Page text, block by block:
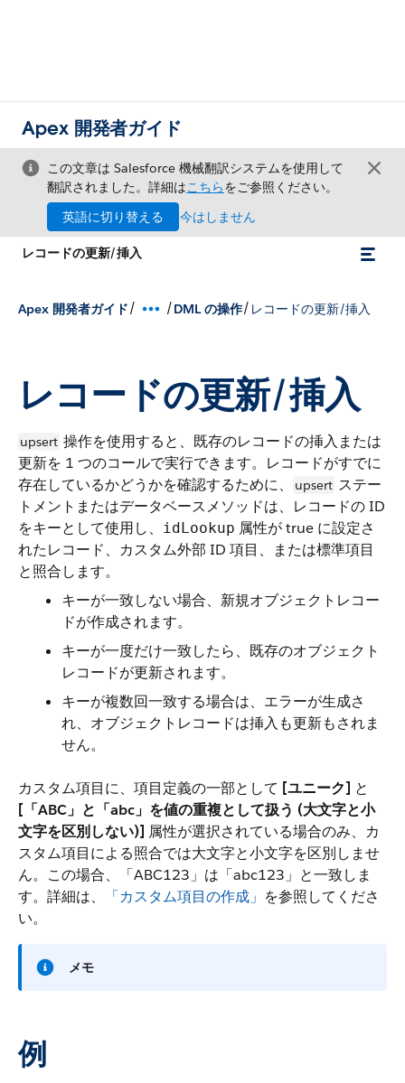
Apex 開発者ガイド
この文章は Salesforce 機械翻訳システムを使用して
翻訳されました。詳細はこちらをご参照ください。
英語に切り替える
今はしません
レコードの更新/挿入
Apex 開発者ガイド/ /DML の操作/ レコードの更新/挿入
レコードの更新/挿入
upsert 操作を使用すると、既存のレコードの挿入または
更新を 1 つのコールで実行できます。レコードがすでに
存在しているかどうかを確認するために、
upsert ステー
トメントまたはデータベースメソッドは、レコードの ID
をキーとして使用し、
idLookup 属性が true に設定さ
れたレコード、カスタム外部 ID 項目、または標準項目
と照合します。
キーが一致しない場合、新規オブジェクトレコー
ドが作成されます。
キーが一度だけ一致したら、既存のオブジェクト
レコードが更新されます。
キーが複数回一致する場合は、エラーが生成さ
れ、オブジェクトレコードは挿入も更新もされま
せん。
カスタム項目に、項目定義の一部として [ユニーク] と
[「ABC」と「abc」を値の重複として扱う (大文字と小
文字を区別しない)] 属性が選択されている場合のみ、カ
スタム項目による照合では大文字と小文字を区別しませ
ん。この場合、「ABC123」は「abc123」と一致しま
す。詳細は、
「カスタム項目の作成」 を参照してくださ
い。
メモ
例